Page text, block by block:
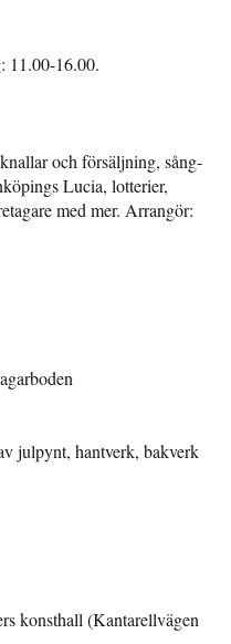
11.00-16.00.
och försäljning, sång-
Lucia, lotterier,
med mer. Arrangör:
julpynt, hantverk, bakverk
konsthall (Kantarellvägen